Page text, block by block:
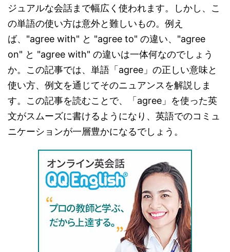
ジュアルな会話まで幅広く使われます。しかし、こ
の単語の使い方は意外と難しいもの。例え
ば、"agree with" と "agree to" の違い、"agree
on" と "agree with" の違いは一体何なのでしょう
か。この記事では、単語「agree」の正しい意味と
使い方、例文を通じてそのニュアンスを解説しま
す。この記事を読むことで、「agree」を使った英
文がスムーズに書けるようになり、英語でのコミュ
ニケーションが一層豊かになるでしょう。